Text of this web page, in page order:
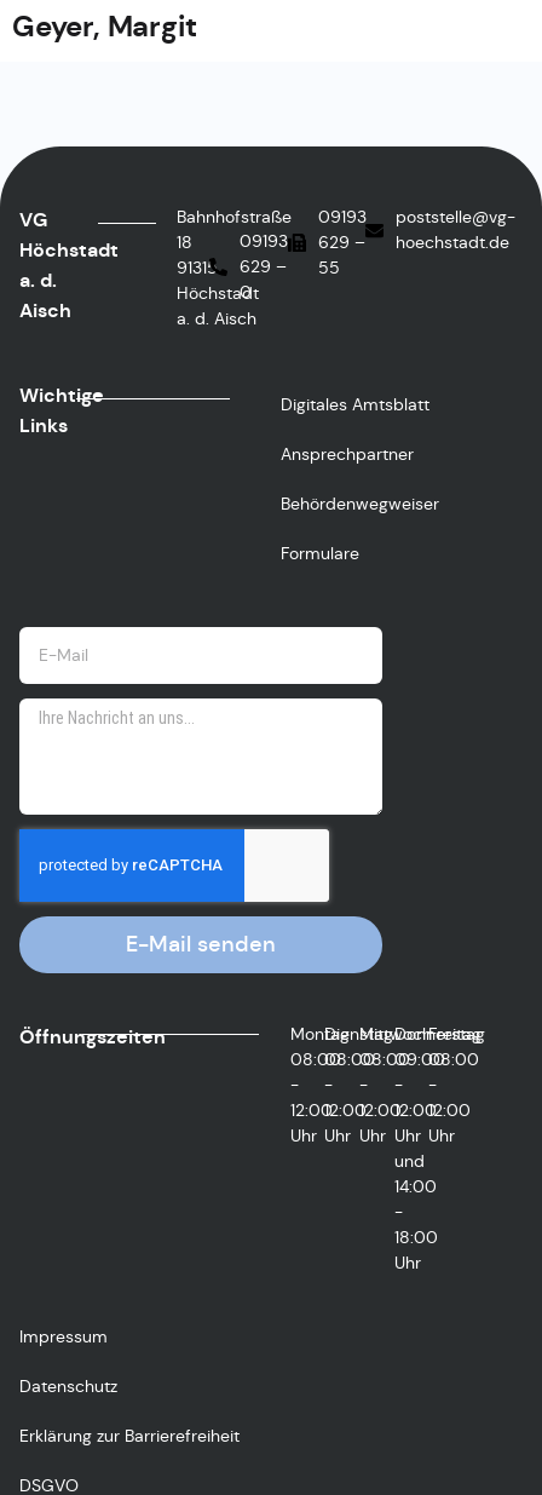
Geyer, Margit
VG
Höchstadt
a. d.
Aisch
Bahnhofstraße
18
91315
Höchstadt
a. d. Aisch
09193
629 –
0
09193
629 –
55
poststelle@vg-
hoechstadt.de
Wichtige
Links
Digitales Amtsblatt
Ansprechpartner
Behördenwegweiser
Formulare
E-Mail senden
Öffnungszeiten
Montag
08:00
-
12:00
Uhr
Dienstag
08:00
-
12:00
Uhr
Mittwoch
08:00
-
12:00
Uhr
Donnerstag
09:00
-
12:00
Uhr
und
14:00
-
18:00
Uhr
Freitag
08:00
-
12:00
Uhr
Impressum
Datenschutz
Erklärung zur Barrierefreiheit
DSGVO